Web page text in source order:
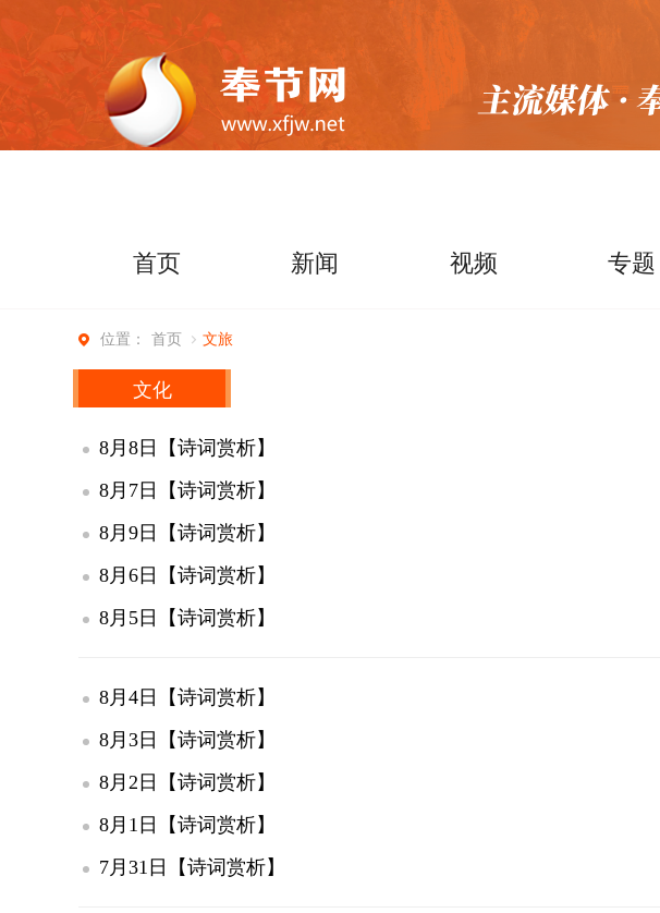
首页 新闻 视频 专题
位置： 首页 文旅
文化
8月8日【诗词赏析】
8月7日【诗词赏析】
8月9日【诗词赏析】
8月6日【诗词赏析】
8月5日【诗词赏析】
8月4日【诗词赏析】
8月3日【诗词赏析】
8月2日【诗词赏析】
8月1日【诗词赏析】
7月31日【诗词赏析】